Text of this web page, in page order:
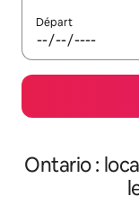
Départ
Ontario :